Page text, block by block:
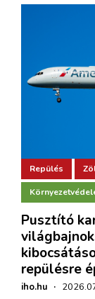
Repülés
Pusztító
repülésre
iho.hu ·